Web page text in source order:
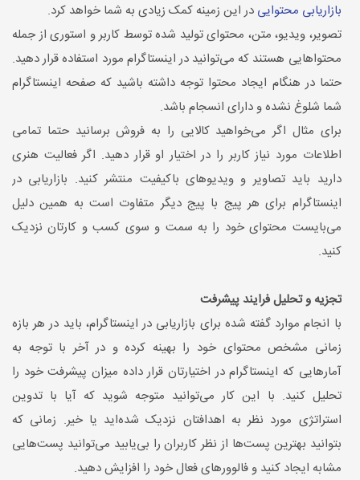
بازاریابی محتوایی در این زمینه کمک زیادی به شما خواهد کرد.
تصویر، ویدیو، متن، محتوای تولید شده توسط کاربر و استوری از جمله
محتواهایی هستند که می‌توانید در اینستاگرام مورد استفاده قرار دهید.
حتما در هنگام ایجاد محتوا توجه داشته باشید که صفحه اینستاگرام
شما شلوغ نشده و دارای انسجام باشد.
برای مثال اگر می‌خواهید کالایی را به فروش برسانید حتما تمامی
اطلاعات مورد نیاز کاربر را در اختیار او قرار دهید. اگر فعالیت هنری
دارید باید تصاویر و ویدیوهای باکیفیت منتشر کنید. بازاریابی در
اینستاگرام برای هر پیج با پیج دیگر متفاوت است به همین دلیل
می‌بایست محتوای خود را به سمت و سوی کسب و کارتان نزدیک
کنید.
تجزیه و تحلیل فرایند پیشرفت
با انجام موارد گفته شده برای بازاریابی در اینستاگرام، باید در هر بازه
زمانی مشخص محتوای خود را بهینه کرده و در آخر با توجه به
آمارهایی که اینستاگرام در اختیارتان قرار داده میزان پیشرفت خود را
تحلیل کنید. با این کار می‌توانید متوجه شوید که آیا با تدوین
استراتژی مورد نظر به اهدافتان نزدیک شده‌اید یا خیر. زمانی که
بتوانید بهترین پست‌ها از نظر کاربران را بی‌یابید می‌توانید پست‌هایی
مشابه ایجاد کنید و فالوورهای فعال خود را افزایش دهید.